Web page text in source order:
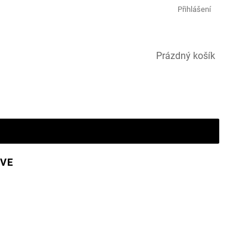
GOLF & LEISURE Přihlášení
NÁKUPNÍ
Prázdný košík